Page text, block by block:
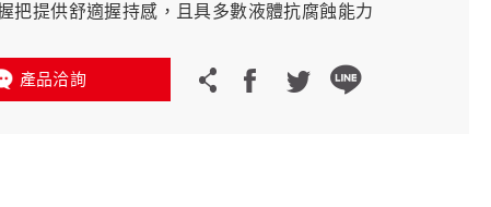
把提供舒適握持感，且具多數液體抗腐蝕能力
產品洽詢